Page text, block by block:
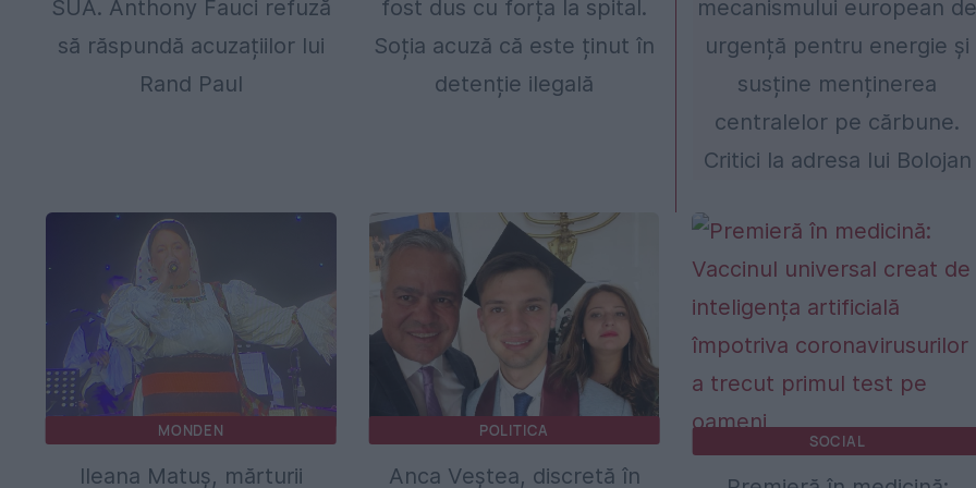
SUA. Anthony Fauci refuză
să răspundă acuzațiilor lui
Rand Paul
fost dus cu forța la spital.
Soția acuză că este ținut în
detenție ilegală
mecanismului european
urgență pentru energie și
susține menținerea
centralelor pe cărbune.
Critici la adresa lui Bolojan
MONDEN
Ileana Matuș, mărturii
POLITICA
Anca Veștea, discretă în
SOCIAL